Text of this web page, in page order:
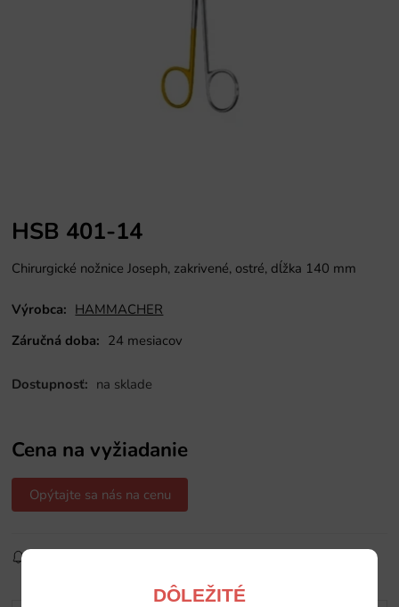
DÔLEŽITÉ
HSB 401-14
Chirurgické nožnice Joseph, zakrivené, ostré, dĺžka 140 mm
Výrobca: HAMMACHER
Záručná doba: 24 mesiacov
Dostupnosť: na sklade
Cena na vyžiadanie
Opýtajte sa nás na cenu